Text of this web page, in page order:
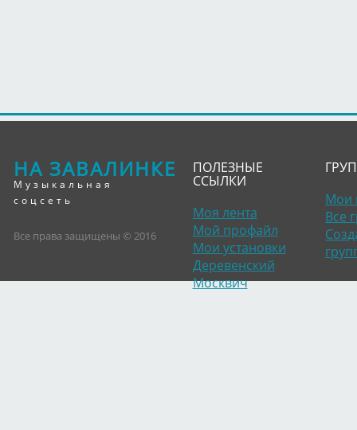
НА ЗАВАЛИНКЕ
Музыкальная
соцсеть
Все права защищены © 2016
ПОЛЕЗНЫЕ
ССЫЛКИ
Моя лента
Мой профайл
Мои установки
Деревенский
Москвич
Мои
Все